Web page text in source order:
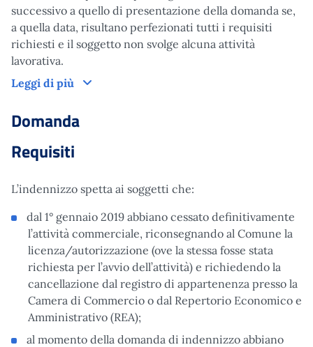
successivo a quello di presentazione della domanda se,
a quella data, risultano perfezionati tutti i requisiti
richiesti e il soggetto non svolge alcuna attività
lavorativa.
Leggi di più
Come funziona
Domanda
Requisiti
L’indennizzo spetta ai soggetti che:
dal 1° gennaio 2019 abbiano cessato definitivamente
l’attività commerciale, riconsegnando al Comune la
licenza/autorizzazione (ove la stessa fosse stata
richiesta per l’avvio dell’attività) e richiedendo la
cancellazione dal registro di appartenenza presso la
Camera di Commercio o dal Repertorio Economico e
Amministrativo (REA);
al momento della domanda di indennizzo abbiano